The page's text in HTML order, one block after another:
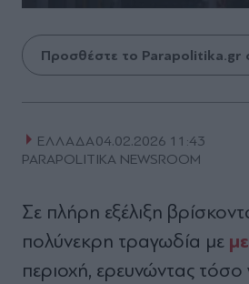
Προσθέστε το Parapolitika.gr
ΕΛΛΑΔΑ04.02.2026 11:43
PARAPOLITIKA NEWSROOM
Σε πλήρη εξέλιξη
πολύνεκρη τραγωδία με
περιοχή, ερευνώντας τόσο